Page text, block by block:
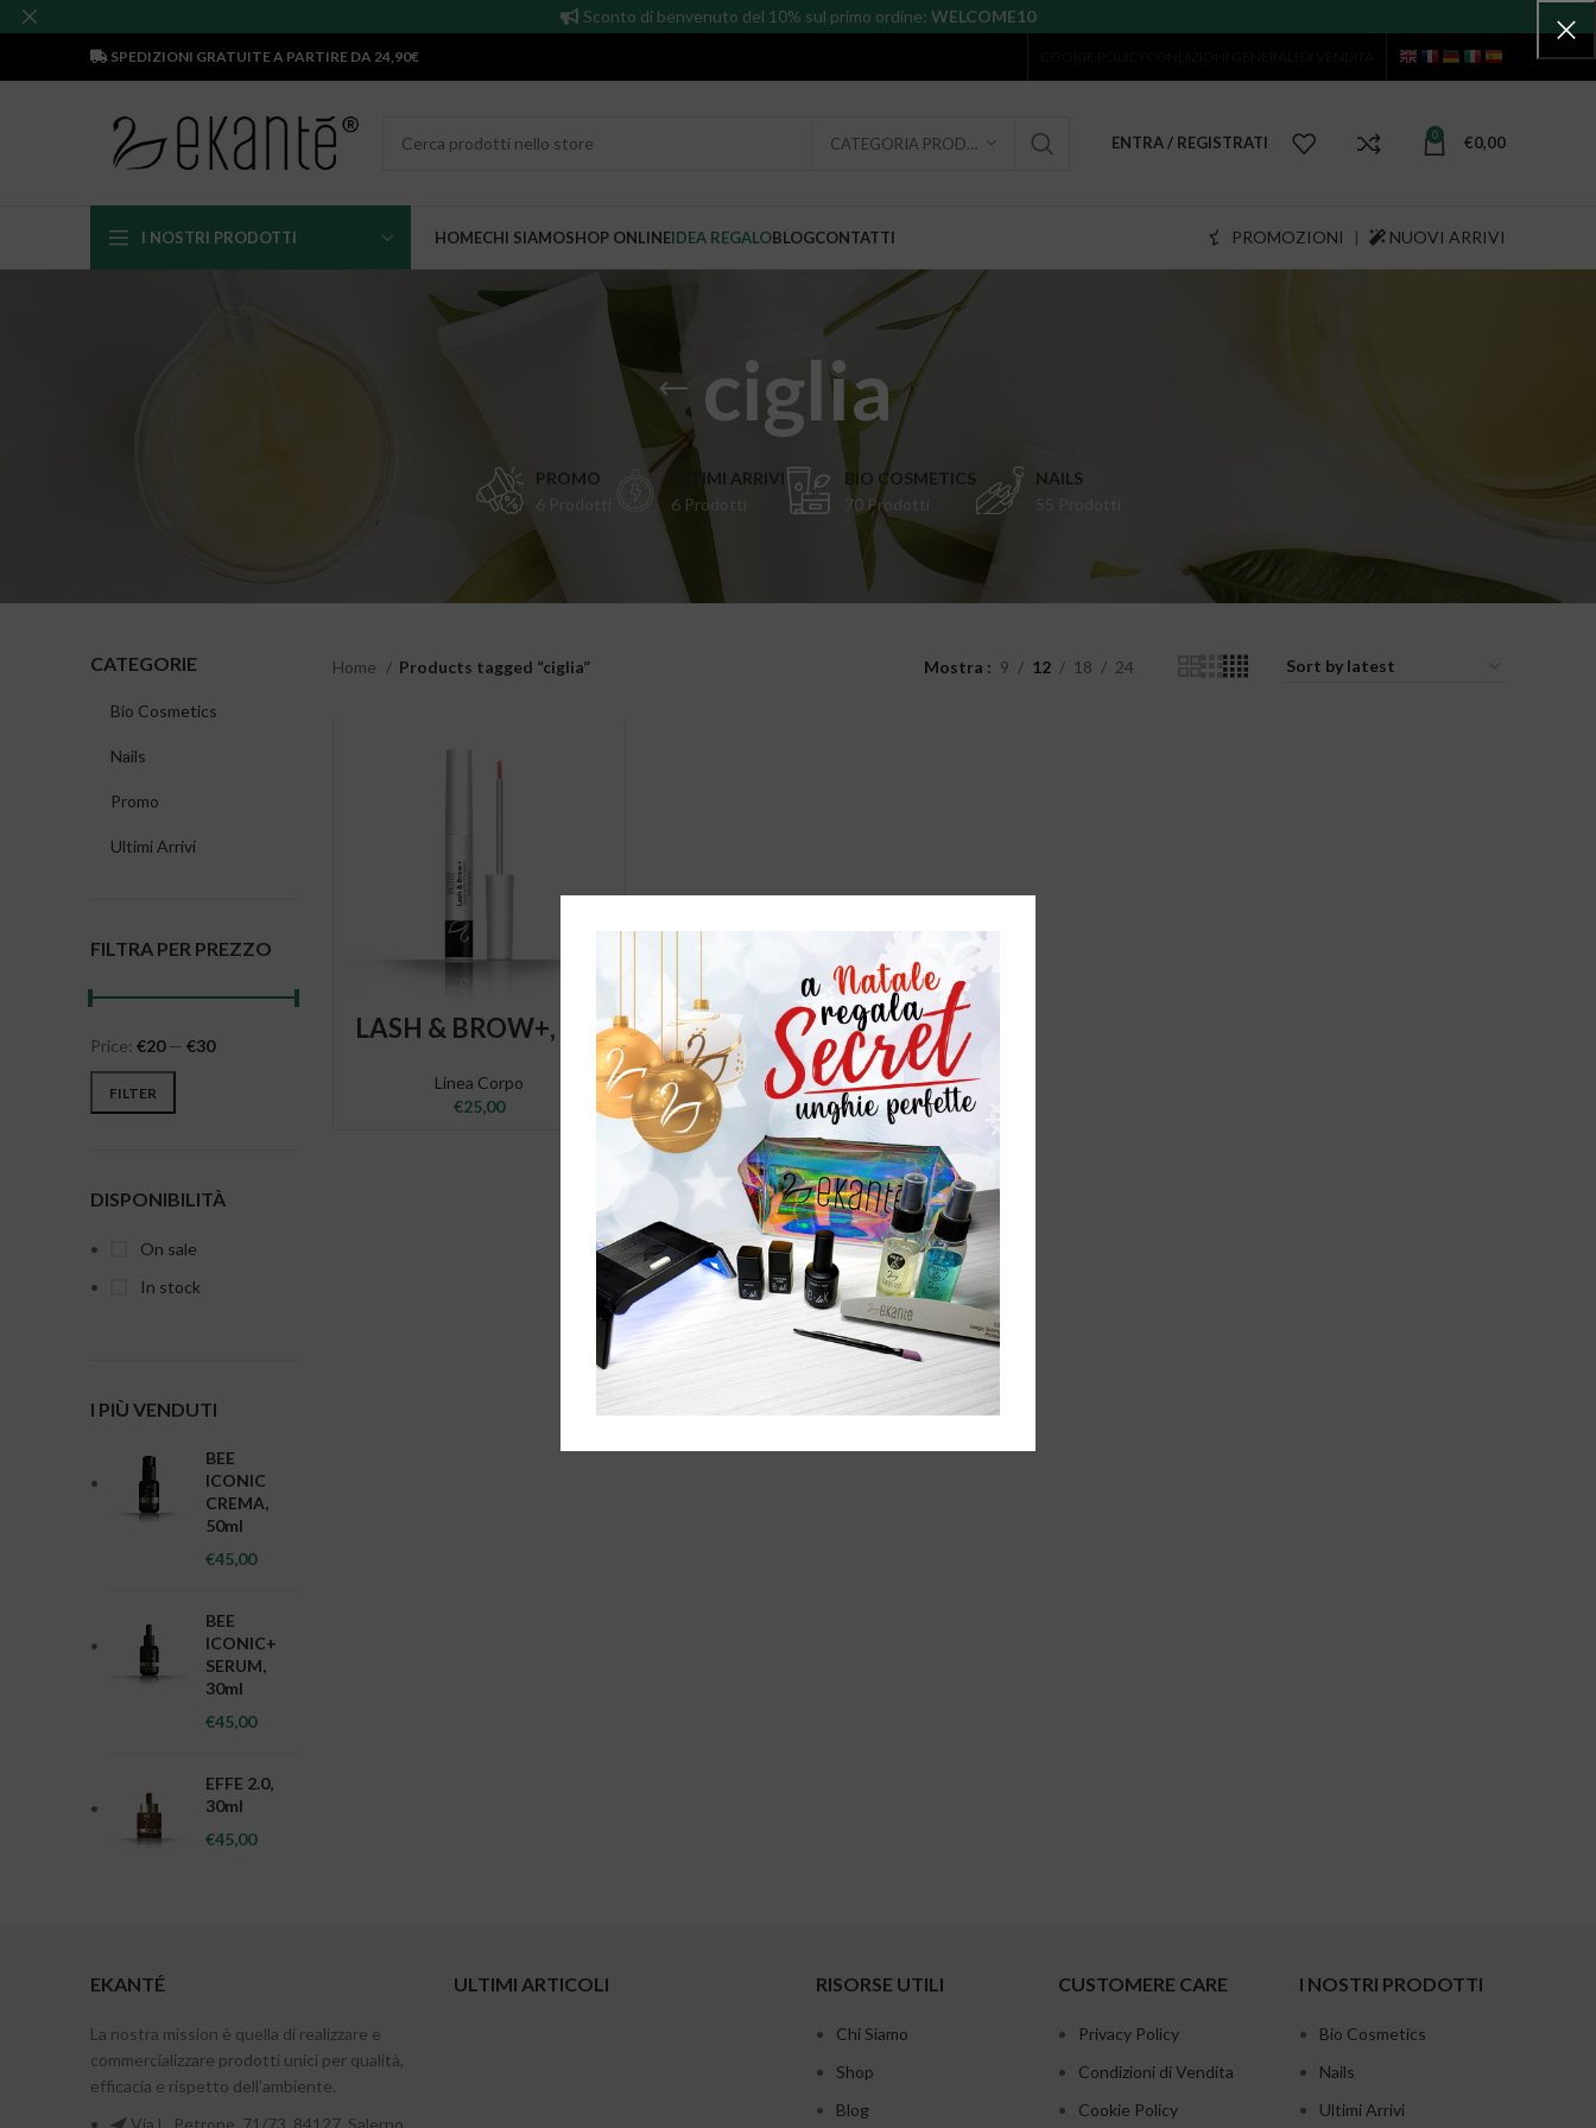
SPEDIZIONI GRATUITE A PARTIRE DA 24,90€
CATEGORIA PRODOTTO ENTRA / REGISTRATI 0 €0,00
I NOSTRI PRODOTTI HOMECHI SIAMOSHOP ONLINEIDEA REGALOBLOGCONTATTI PROMOZIONI | NUOVI ARRIVI
ciglia
PROMO
ULTIMI ARRIVI
6 Prodotti
BIO COSMETICS
70 Prodotti
NAILS
CATEGORIE
Bio Cosmetics
Nails
Promo
Ultimi Arrivi
FILTRA PER PREZZO
Min price
Max price
FILTER
Price: €20— €30
DISPONIBILITÀ
On sale
In stock
I PIÙ VENDUTI
BEE
ICONIC
CREMA,
50ml
€45,00
BEE
ICONIC+
SERUM,
30ml
€45,00
EFFE 2.0,
30ml
€45,00
Home Products tagged “ciglia” Mostra 9 12 18 24
LASH & BROW+, 7ml
Linea Corpo
€25,00
EKANTÉ
La nostra mission è quella di realizzare e
commercializzare prodotti unici per qualità,
efficacia e rispetto dell’ambiente.
Via L. Petrone, 71/73, 84127, Salerno
ULTIMI ARTICOLI RISORSE UTILI
Chi Siamo
Shop
Blog
CUSTOMERE CARE
Privacy Policy
Condizioni di Vendita
Cookie Policy
I NOSTRI PRODOTTI
Bio Cosmetics
Nails
Ultimi Arrivi
Sconto di benvenuto del 10% sul primo ordine: WELCOME10